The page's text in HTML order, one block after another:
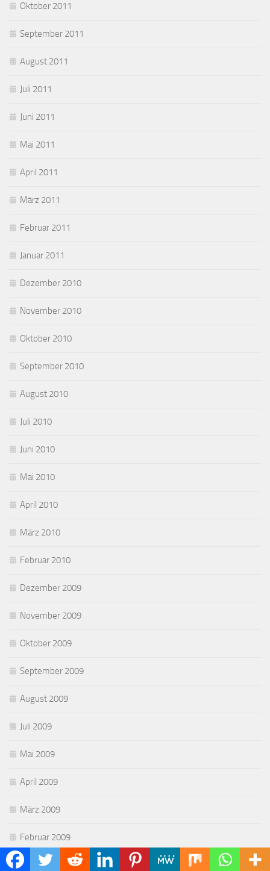
Oktober 2011
September 2011
August 2011
Juli 2011
Juni 2011
Mai 2011
April 2011
März 2011
Februar 2011
Januar 2011
Dezember 2010
November 2010
Oktober 2010
September 2010
August 2010
Juli 2010
Juni 2010
Mai 2010
April 2010
März 2010
Februar 2010
Dezember 2009
November 2009
Oktober 2009
September 2009
August 2009
Juli 2009
Mai 2009
April 2009
März 2009
Februar 2009
Januar 2009